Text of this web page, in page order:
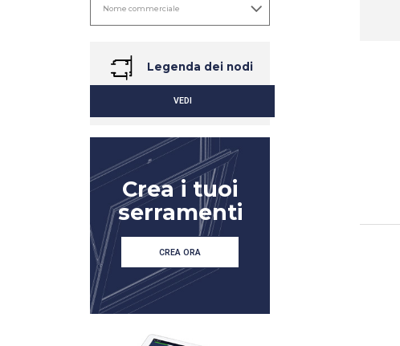
Legenda dei nodi
VEDI
Crea i tuoi
serramenti
CREA ORA